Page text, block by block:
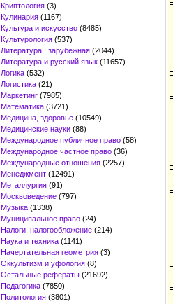
Криптология (3)
Кулинария (1167)
Культура и искусство (8485)
Культурология (537)
Литература : зарубежная (2044)
Литература и русский язык (11657)
Логика (532)
Логистика (21)
Маркетинг (7985)
Математика (3721)
Медицина, здоровье (10549)
Медицинские науки (88)
Международное публичное право (58)
Международное частное право (36)
Международные отношения (2257)
Менеджмент (12491)
Металлургия (91)
Москвоведение (797)
Музыка (1338)
Муниципальное право (24)
Налоги, налогообложение (214)
Наука и техника (1141)
Начертательная геометрия (3)
Оккультизм и уфология (8)
Остальные рефераты (21692)
Педагогика (7850)
Политология (3801)